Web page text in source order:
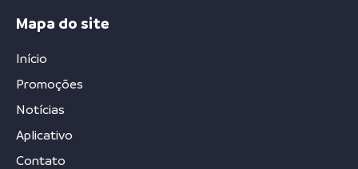
Mapa do site
Início
Promoções
Notícias
Aplicativo
Contato